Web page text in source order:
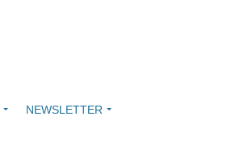
NEWSLETTER